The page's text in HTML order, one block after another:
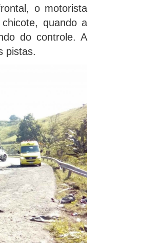
o motorista
quando a
do controle. A
pistas.